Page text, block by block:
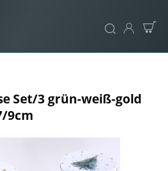
Set/3 grün-weiß-gold
9cm